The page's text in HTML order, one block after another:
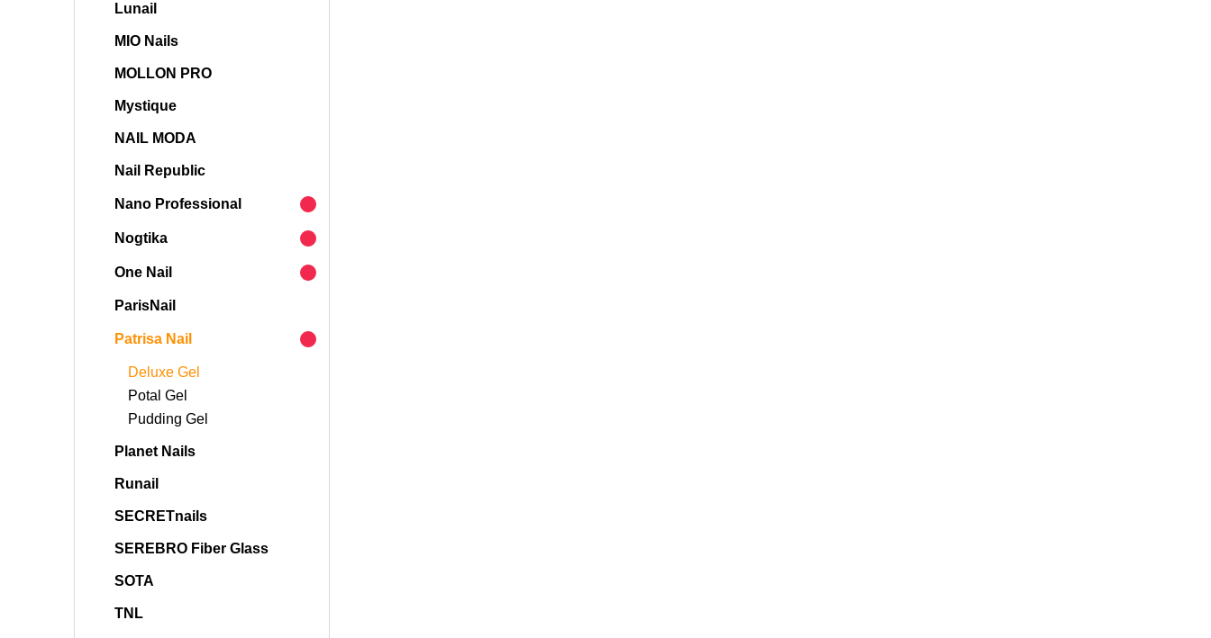
Lunail
MIO Nails
MOLLON PRO
Mystique
NAIL MODA
Nail Republic
Nano Professional
Nogtika
One Nail
ParisNail
Patrisa Nail
Deluxe Gel
Potal Gel
Pudding Gel
Planet Nails
Runail
SECRETnails
SEREBRO Fiber Glass
SOTA
TNL